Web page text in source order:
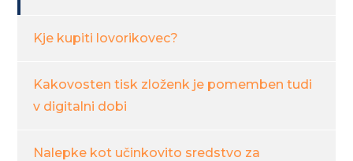
Kje kupiti lovorikovec?
Kakovosten tisk zloženk je pomemben tudi
v digitalni dobi
Nalepke kot učinkovito sredstvo za